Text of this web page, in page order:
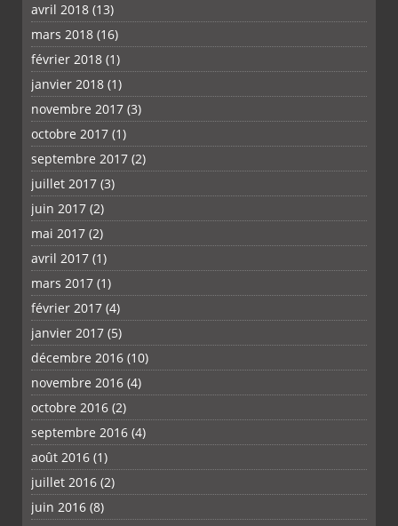
avril 2018 (13)
mars 2018 (16)
février 2018 (1)
janvier 2018 (1)
novembre 2017 (3)
octobre 2017 (1)
septembre 2017 (2)
juillet 2017 (3)
juin 2017 (2)
mai 2017 (2)
avril 2017 (1)
mars 2017 (1)
février 2017 (4)
janvier 2017 (5)
décembre 2016 (10)
novembre 2016 (4)
octobre 2016 (2)
septembre 2016 (4)
août 2016 (1)
juillet 2016 (2)
juin 2016 (8)